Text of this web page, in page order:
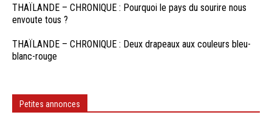
THAÏLANDE – CHRONIQUE : Pourquoi le pays du sourire nous
envoute tous ?
THAÏLANDE – CHRONIQUE : Deux drapeaux aux couleurs bleu-
blanc-rouge
Petites annonces